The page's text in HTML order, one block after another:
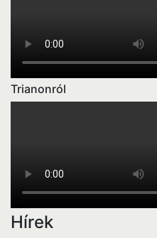
Trianonról
Hírek